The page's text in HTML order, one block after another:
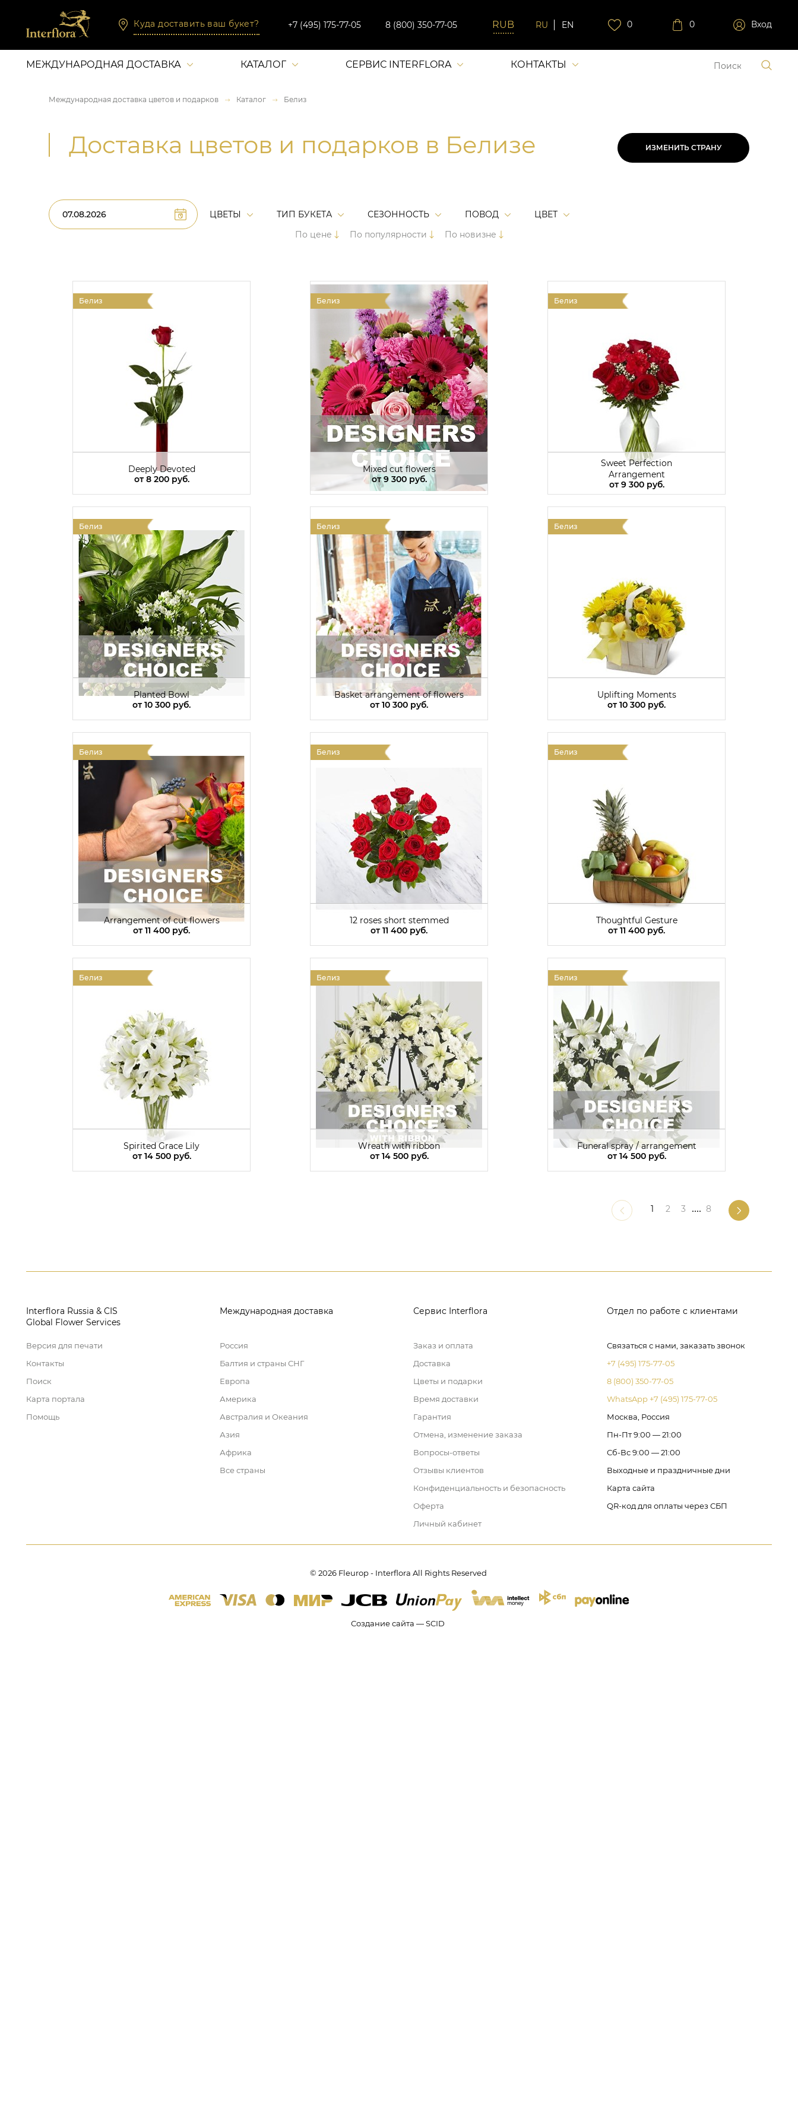
Куда доставить ваш букет? +7 (495) 175-77-05 8 (800) 350-77-05 RU EN 0 0 Вход
МЕЖДУНАРОДНАЯ ДОСТАВКА КАТАЛОГ СЕРВИС INTERFLORA КОНТАКТЫ
Международная доставка цветов и подарков Каталог Белиз
Доставка цветов и подарков в Белизе ИЗМЕНИТЬ СТРАНУ
ЦВЕТЫ ТИП БУКЕТА СЕЗОННОСТЬ ПОВОД
ЦВЕТ
По цене
По популярности По новизне
Белиз
Deeply Devoted
от8 200 руб.
Белиз
Mixed cut flowers
от9 300 руб.
Белиз
Sweet Perfection
Arrangement
от9 300 руб.
Белиз
Planted Bowl
от10 300 руб.
Белиз
Basket arrangement of flowers
от10 300 руб.
Белиз
Uplifting Moments
от10 300 руб.
Белиз
Arrangement of cut flowers
от11 400 руб.
Белиз
12 roses short stemmed
от11 400 руб.
Белиз
Thoughtful Gesture
от11 400 руб.
Белиз
Spirited Grace Lily
от14 500 руб.
Белиз
Wreath with ribbon
от14 500 руб.
Белиз
Funeral spray / arrangement
от14 500 руб.
1 2 3 .... 8
Interflora Russia & CIS
Global Flower Services
Версия для печати
Контакты
Поиск
Карта портала
Помощь
Международная доставка
Россия
Балтия и страны СНГ
Европа
Америка
Австралия и Океания
Азия
Африка
Все страны
Сервис Interflora
Заказ и оплата
Доставка
Цветы и подарки
Время доставки
Гарантия
Отмена, изменение заказа
Вопросы-ответы
Отзывы клиентов
Конфиденциальность и безопасность
Оферта
Личный кабинет
Отдел по работе с клиентами
Связаться с нами, заказать звонок
+7 (495) 175-77-05
8 (800) 350-77-05
WhatsApp +7 (495) 175-77-05
Москва, Россия
Пн-Пт 9:00 — 21:00
Сб-Вс 9:00 — 21:00
Выходные и праздничные дни
Карта сайта
QR-код для оплаты через СБП
© 2026 Fleurop - Interflora All Rights Reserved
Создание сайта — SCID